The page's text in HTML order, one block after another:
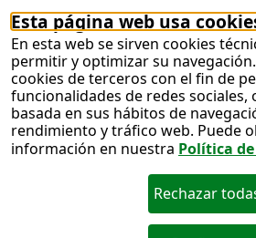
Esta página web usa
En esta web se sirven cookies
permitir y optimizar su
cookies de terceros con el fin de
funcionalidades de redes
basada en sus hábitos de
rendimiento y tráfico web. Puede
información en nuestra Política